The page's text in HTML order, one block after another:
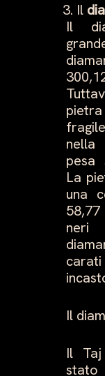
Il
Il
nella
pesa
La
una
neri
Il
Il